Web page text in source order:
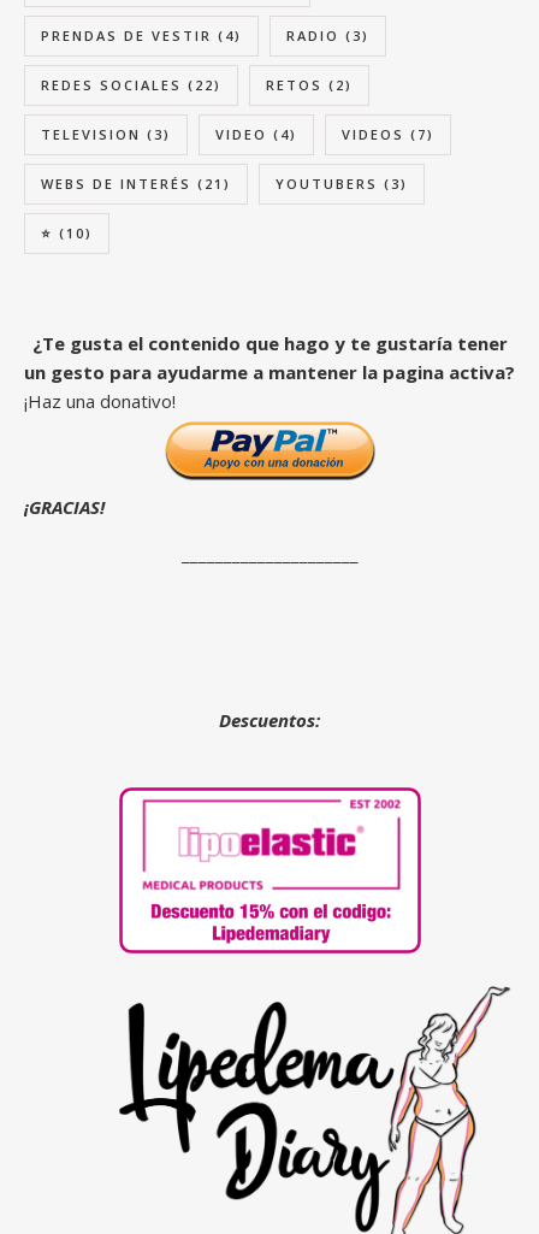
PRENDAS DE VESTIR (4) RADIO (3)
REDES SOCIALES (22) RETOS (2)
TELEVISION (3) VIDEO (4) VIDEOS (7)
WEBS DE INTERÉS (21) YOUTUBERS (3)
⭐ (10)
¿Te gusta el contenido que hago y te gustaría tener
un gesto para ayudarme a mantener la pagina activa?
¡Haz una donativo!
¡GRACIAS!
Descuentos: